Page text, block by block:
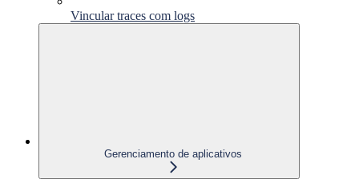
Vincular traces com logs
Gerenciamento de aplicativos